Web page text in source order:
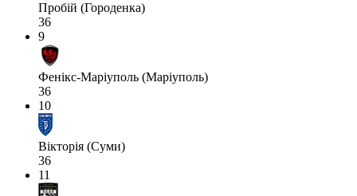
Пробій (Городенка)
36
9
Фенікс-Маріуполь (Маріуполь)
36
10
Вікторія (Суми)
36
11